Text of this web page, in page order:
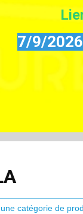
7/9/
catégorie de